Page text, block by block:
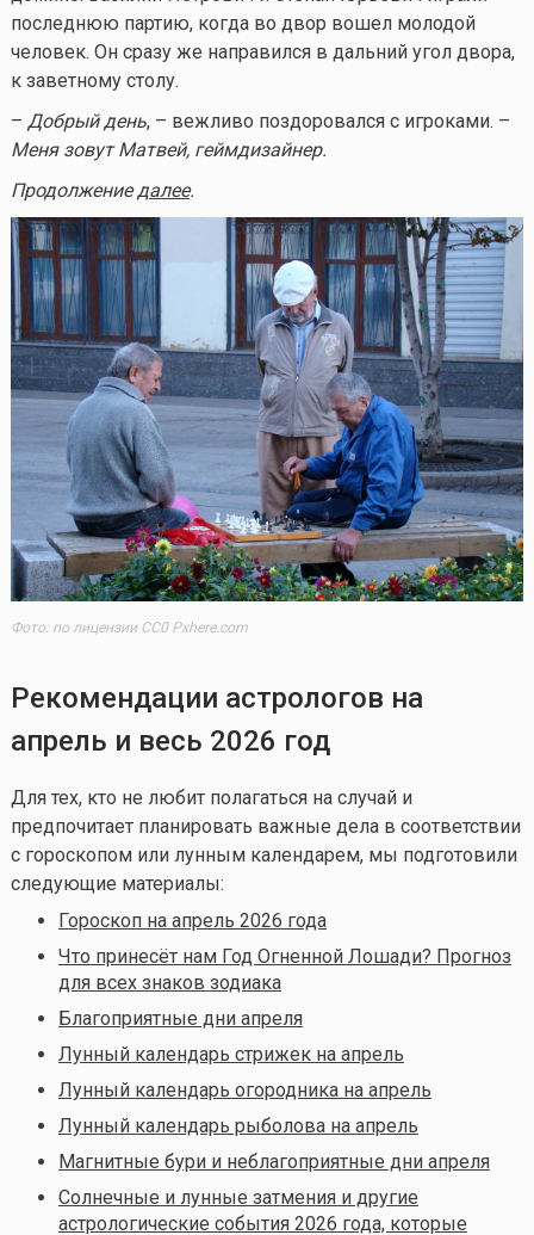
последнюю партию, когда во двор вошел молодой
человек. Он сразу же направился в дальний угол двора,
к заветному столу.
– Добрый день, – вежливо поздоровался с игроками. –
Меня зовут Матвей, геймдизайнер.
Продолжениедалее.
Фото: по лицензии CC0 Pxhere.com
Рекомендации астрологов на
апрель и весь 2026 год
Для тех, кто не любит полагаться на случай и
предпочитает планировать важные дела в соответствии
с гороскопом или лунным календарем, мы подготовили
следующие материалы:
Гороскоп на апрель 2026 года
Что принесёт нам Год Огненной Лошади? Прогноз
для всех знаков зодиака
Благоприятные дни апреля
Лунный календарь стрижек на апрель
Лунный календарь огородника на апрель
Лунный календарь рыболова на апрель
Магнитные бури и неблагоприятные дни апреля
Солнечные и лунные затмения и другие
астрологические события 2026 года, которые